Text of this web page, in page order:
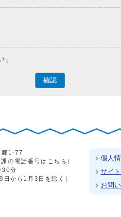
。
確認
郷1-77
課の電話番号は こちら ）
30分
日から1月3日を除く）
個人
サイ
お問